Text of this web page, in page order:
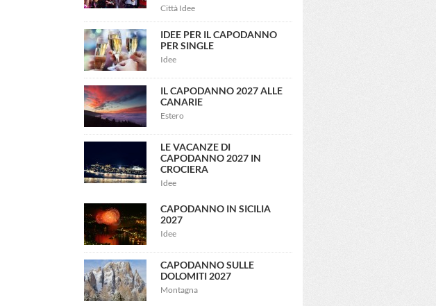
Città Idee
IDEE PER IL CAPODANNO
PER SINGLE
Idee
IL CAPODANNO 2027 ALLE
CANARIE
Estero
LE VACANZE DI
CAPODANNO 2027 IN
CROCIERA
Idee
CAPODANNO IN SICILIA
2027
Idee
CAPODANNO SULLE
DOLOMITI 2027
Montagna